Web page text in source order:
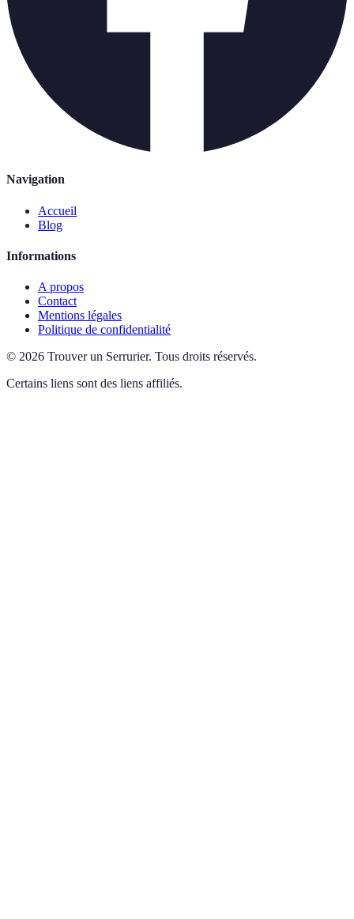
Navigation
Accueil
Blog
Informations
A propos
Contact
Mentions légales
Politique de confidentialité
© 2026 Trouver un Serrurier. Tous droits réservés.
Certains liens sont des liens affiliés.